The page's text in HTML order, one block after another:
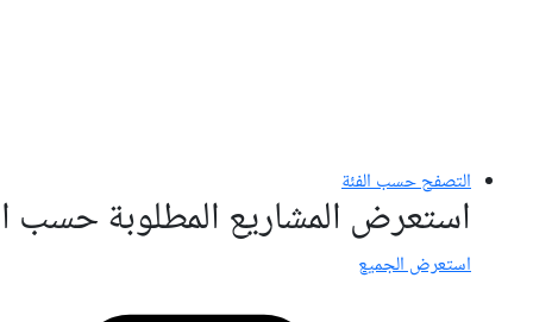
التصفح حسب الفئة
استعرض المشاريع المطلوبة حسب
استعرض الجميع